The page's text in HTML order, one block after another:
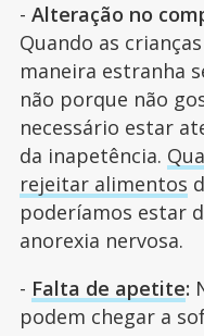
- Alteração no
Quando as
maneira estranha
não porque não
necessário estar
da inapetência.
rejeitar alimentos
poderíamos estar
anorexia nervosa.
- Falta de apetite:
podem chegar a